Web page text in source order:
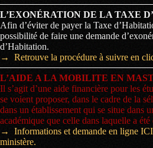
L’EXONÉRATION DE LA TAXE
Afin d’éviter de payer la Taxe
possibilité de faire une demande
d’Habitation.
→ Retrouve la procédure à suivre en
L’AIDE A LA MOBILITE EN
Il s’agit d’une aide financière pour les
se voient proposer, dans le cadre de la
dans un établissement qui se situe dans
académique que celle dans laquelle a
→ Informations et demande en ligne ICI
ministère.